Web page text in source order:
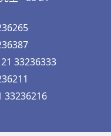
33236333
33236216